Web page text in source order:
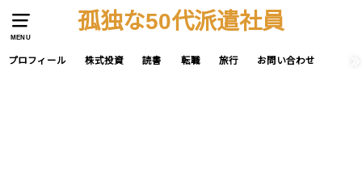
MENU
孤独な50代派遣社員
プロフィール 株式投資 読書 転職 旅行 お問い合わせ